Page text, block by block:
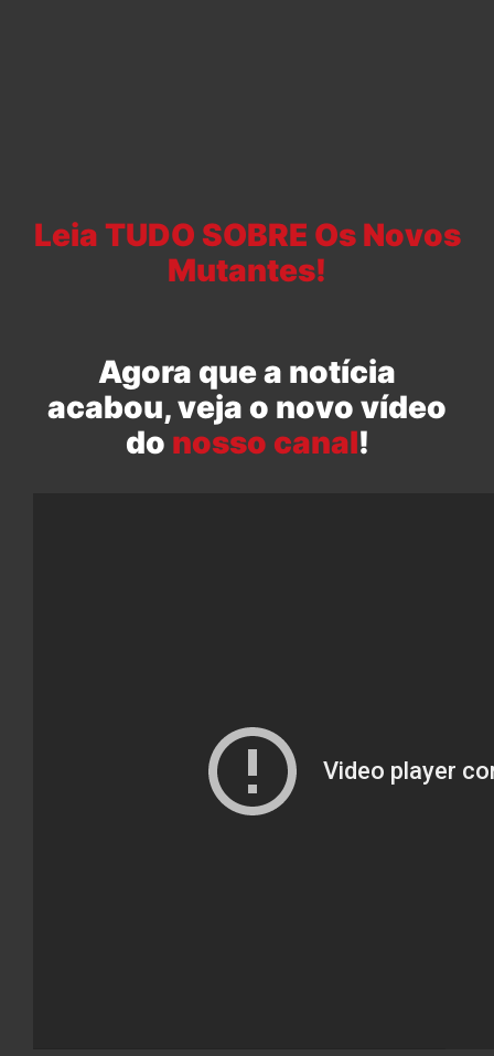
Leia TUDO SOBRE Os Novos
Mutantes!
Agora que a notícia
acabou, veja o novo vídeo
do nosso canal!